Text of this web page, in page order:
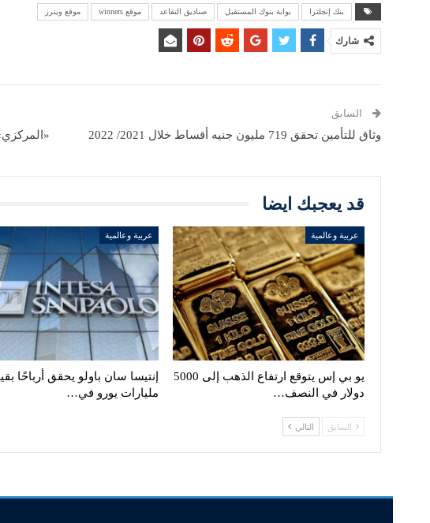
بنك إنجلترا بوابة بنوك المستقبل صناديق التقاعد موقع winners موقع وينرز
شارك
السابق
وثاق للتأمين تحقق 719 مليون جنيه أقساط خلال 2021/ 2022
قد يعجبك ايضا
عربية وعالمية
يو بي إس يتوقع ارتفاع الذهب إلى 5000
دولار في النصف…
عربية وعالمية
مليارات يورو في…
السابق التالي